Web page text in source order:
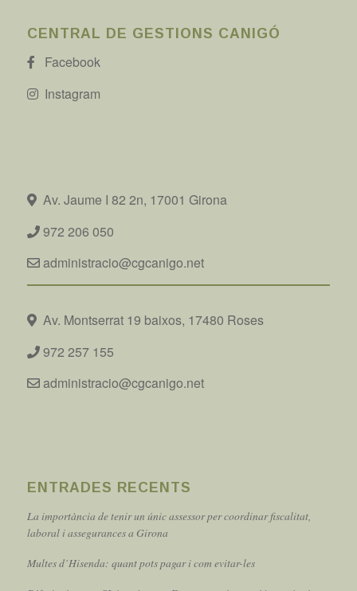
CENTRAL DE GESTIONS CANIGÓ
Facebook
Instagram
Av. Jaume I 82 2n, 17001 Girona
972 206 050
administracio@cgcanigo.net
Av. Montserrat 19 baixos, 17480 Roses
972 257 155
administracio@cgcanigo.net
ENTRADES RECENTS
La importància de tenir un únic assessor per coordinar fiscalitat,
laboral i assegurances a Girona
Multes d’Hisenda: quant pots pagar i com evitar-les